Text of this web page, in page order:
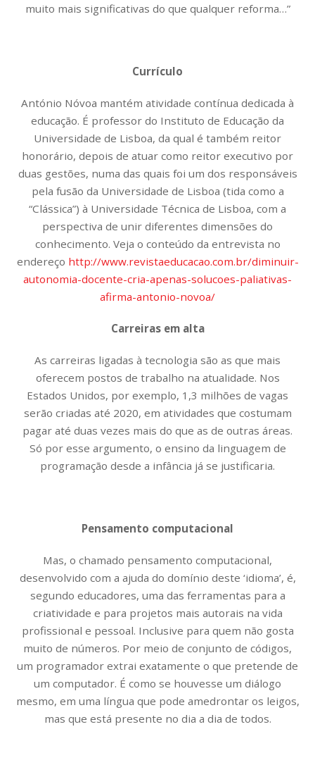
muito mais significativas do que qualquer reforma…”
Currículo
António Nóvoa mantém atividade contínua dedicada à
educação. É professor do Instituto de Educação da
Universidade de Lisboa, da qual é também reitor
honorário, depois de atuar como reitor executivo por
duas gestões, numa das quais foi um dos responsáveis
pela fusão da Universidade de Lisboa (tida como a
“Clássica”) à Universidade Técnica de Lisboa, com a
perspectiva de unir diferentes dimensões do
conhecimento. Veja o conteúdo da entrevista no
endereço http://www.revistaeducacao.com.br/diminuir-
autonomia-docente-cria-apenas-solucoes-paliativas-
afirma-antonio-novoa/
Carreiras em alta
As carreiras ligadas à tecnologia são as que mais
oferecem postos de trabalho na atualidade. Nos
Estados Unidos, por exemplo, 1,3 milhões de vagas
serão criadas até 2020, em atividades que costumam
pagar até duas vezes mais do que as de outras áreas.
Só por esse argumento, o ensino da linguagem de
programação desde a infância já se justificaria.
Pensamento computacional
Mas, o chamado pensamento computacional,
desenvolvido com a ajuda do domínio deste ‘idioma’, é,
segundo educadores, uma das ferramentas para a
criatividade e para projetos mais autorais na vida
profissional e pessoal. Inclusive para quem não gosta
muito de números. Por meio de conjunto de códigos,
um programador extrai exatamente o que pretende de
um computador. É como se houvesse um diálogo
mesmo, em uma língua que pode amedrontar os leigos,
mas que está presente no dia a dia de todos.